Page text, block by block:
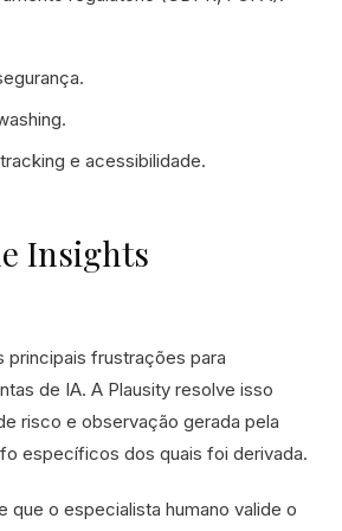
e acessibilidade.
Insights
principais frustrações para
de IA. A Plausity resolve isso
risco e observação gerada pela
específicos dos quais foi derivada.
que o especialista humano valide o